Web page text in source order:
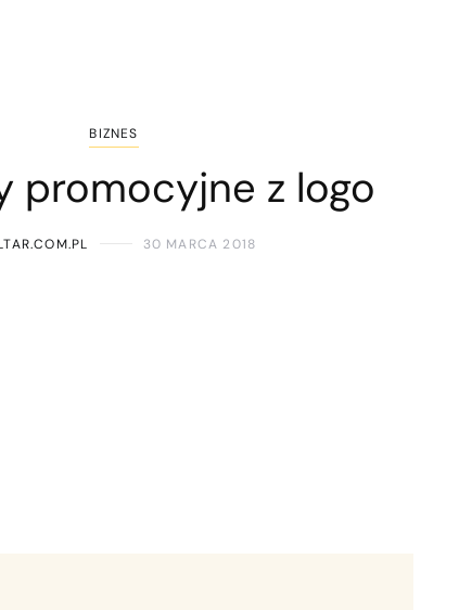
BIZNES
promocyjne z logo
30 MARCA 2018